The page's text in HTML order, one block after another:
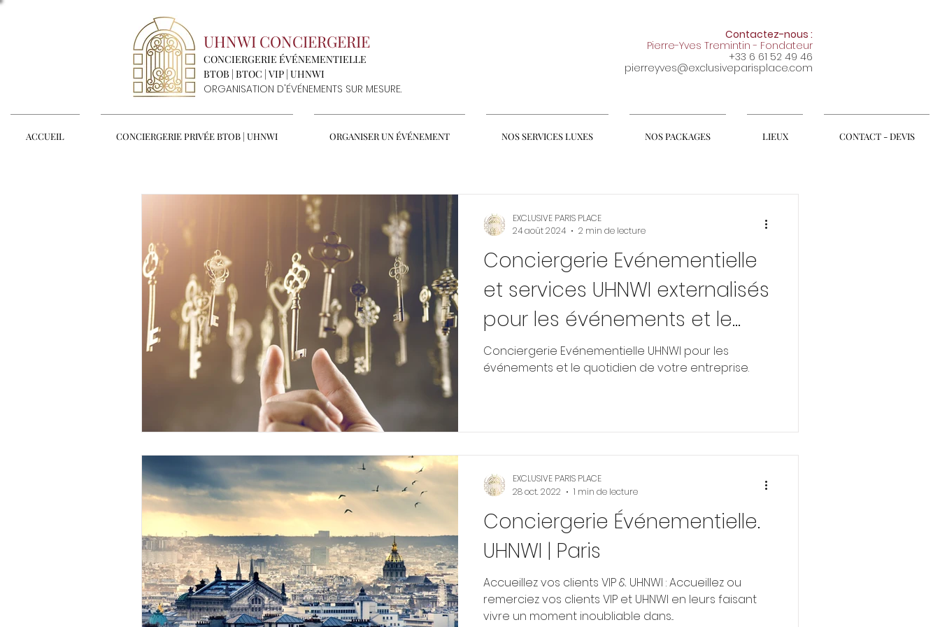
UHNWI CONCIERGERIE
CONCIERGERIE ÉVÉNEMENTIELLE
BTOB | BTOC | VIP | UHNWI
ORGANISATION D'ÉVÉNEMENTS SUR MESURE.
Contactez-nous :
Pierre-Yves Tremintin - Fondateur
+33 6 61 52 49 46
pierreyves@exclusiveparisplace.com
ACCUEIL CONCIERGERIE PRIVÉE BTOB | UHNWI ORGANISER UN ÉVÉNEMENT NOS SERVICES LUXES NOS PACKAGES LIEUX CONTACT - DEVIS
Conciergerie Evénementielle
et services UHNWI externalisés
pour les événements et le
quotidien de votre entreprise.
Conciergerie Evénementielle UHNWI pour les
événements et le quotidien de votre entreprise.
EXCLUSIVE PARIS PLACE
24 août 2024
2 min de lecture
Conciergerie Événementielle.
UHNWI | Paris
Accueillez vos clients VIP & UHNWI : Accueillez ou
remerciez vos clients VIP et UHNWI en leurs faisant
vivre un moment inoubliable dans...
EXCLUSIVE PARIS PLACE
28 oct. 2022
1 min de lecture